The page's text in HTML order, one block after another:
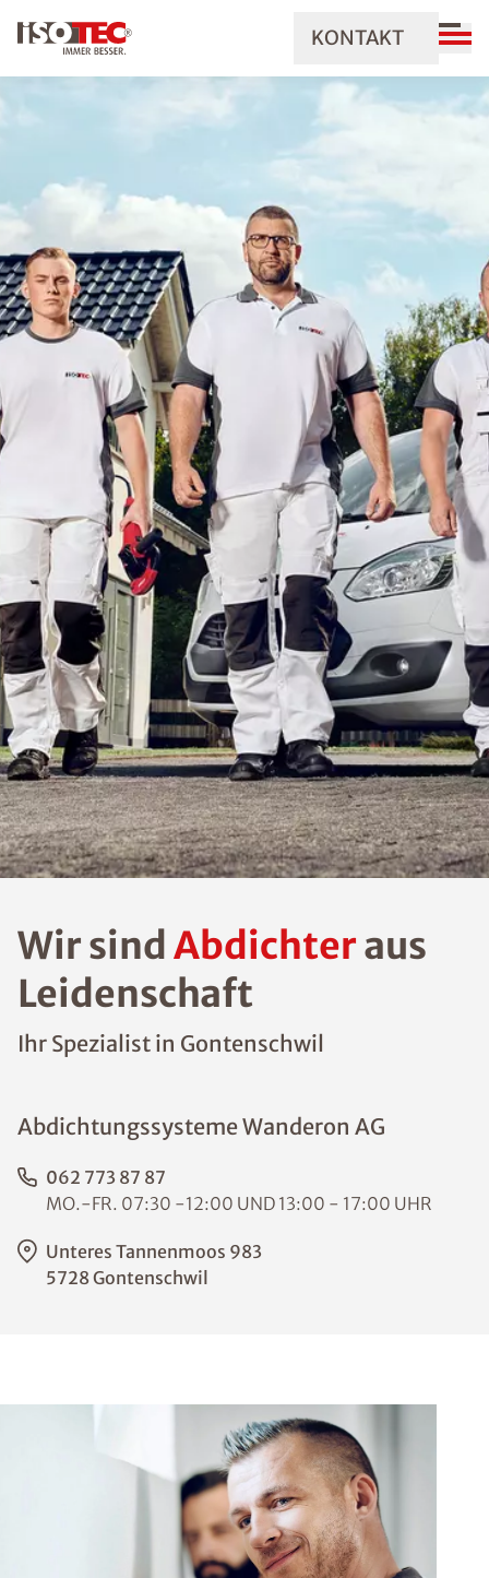
KONTAKT
Wir sind Abdichteraus
Leidenschaft
Ihr Spezialist in Gontenschwil
Abdichtungssysteme Wanderon AG
062 773 87 87
MO.-FR. 07:30 -12:00 UND 13:00 - 17:00 UHR
Unteres Tannenmoos 983
5728 Gontenschwil